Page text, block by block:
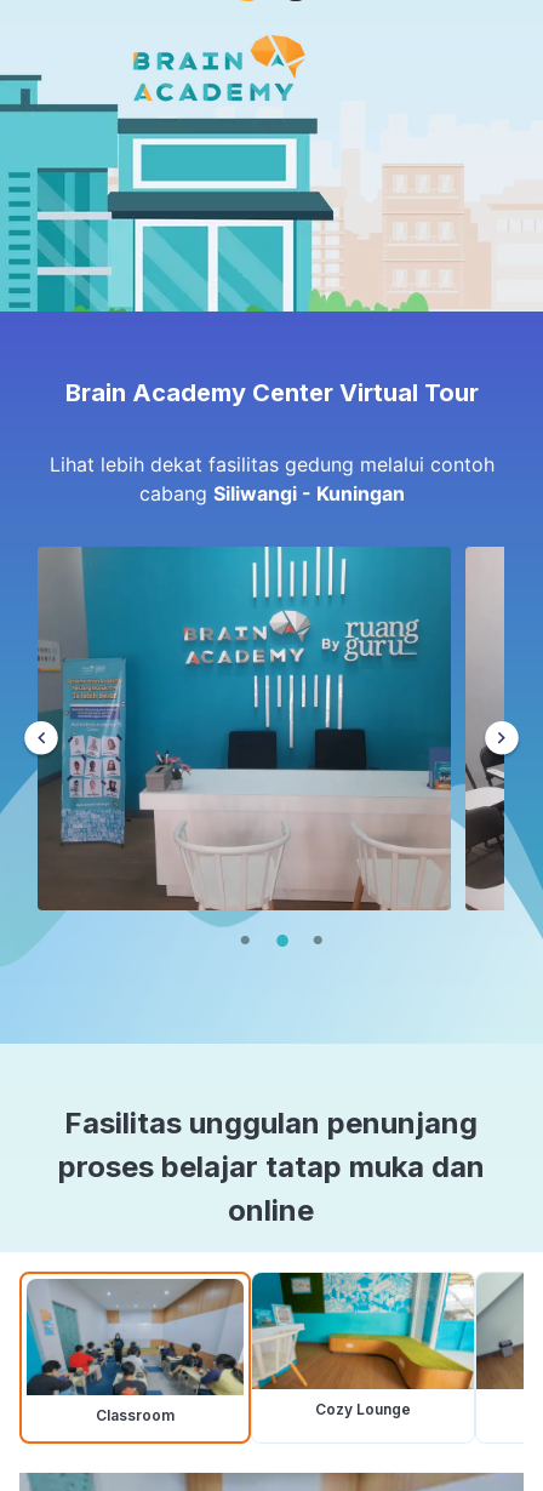
Brain Academy Center Virtual Tour
Lihat lebih dekat fasilitas gedung melalui contoh
cabang Siliwangi - Kuningan
Fasilitas unggulan penunjang
proses belajar tatap muka dan
online
Classroom Cozy Lounge